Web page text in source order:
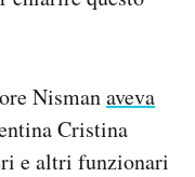
Nismanaveva
Cristina
e altri funzionari